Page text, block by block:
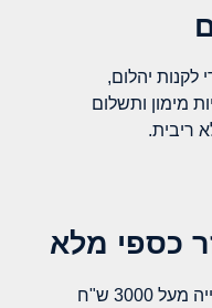
לקנות יהלום,
מימון ותשלום
כספי מלא​
3000 ש"ח